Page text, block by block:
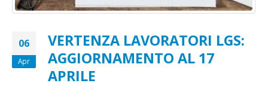
06
Apr
VERTENZA LAVORATORI LGS:
AGGIORNAMENTO AL 17
APRILE